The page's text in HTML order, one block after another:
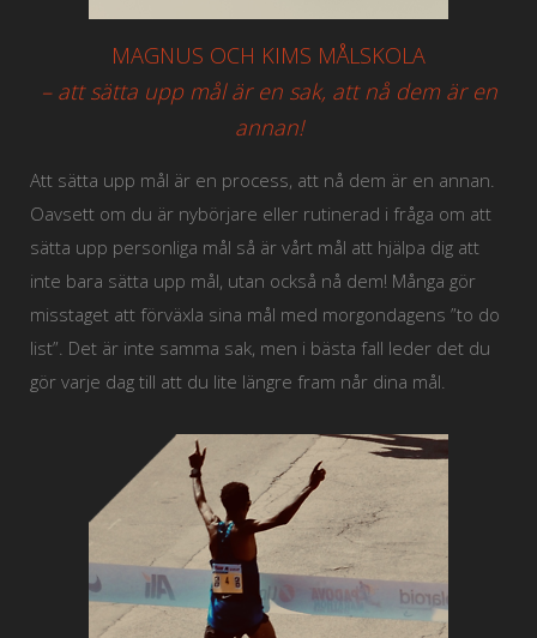
MAGNUS OCH KIMS MÅLSKOLA
– att sätta upp mål är en sak, att nå dem är en
annan!
Att sätta upp mål är en process, att nå dem är en annan.
Oavsett om du är nybörjare eller rutinerad i fråga om att
sätta upp personliga mål så är vårt mål att hjälpa dig att
inte bara sätta upp mål, utan också nå dem! Många gör
misstaget att förväxla sina mål med morgondagens ”to do
list”. Det är inte samma sak, men i bästa fall leder det du
gör varje dag till att du lite längre fram når dina mål.